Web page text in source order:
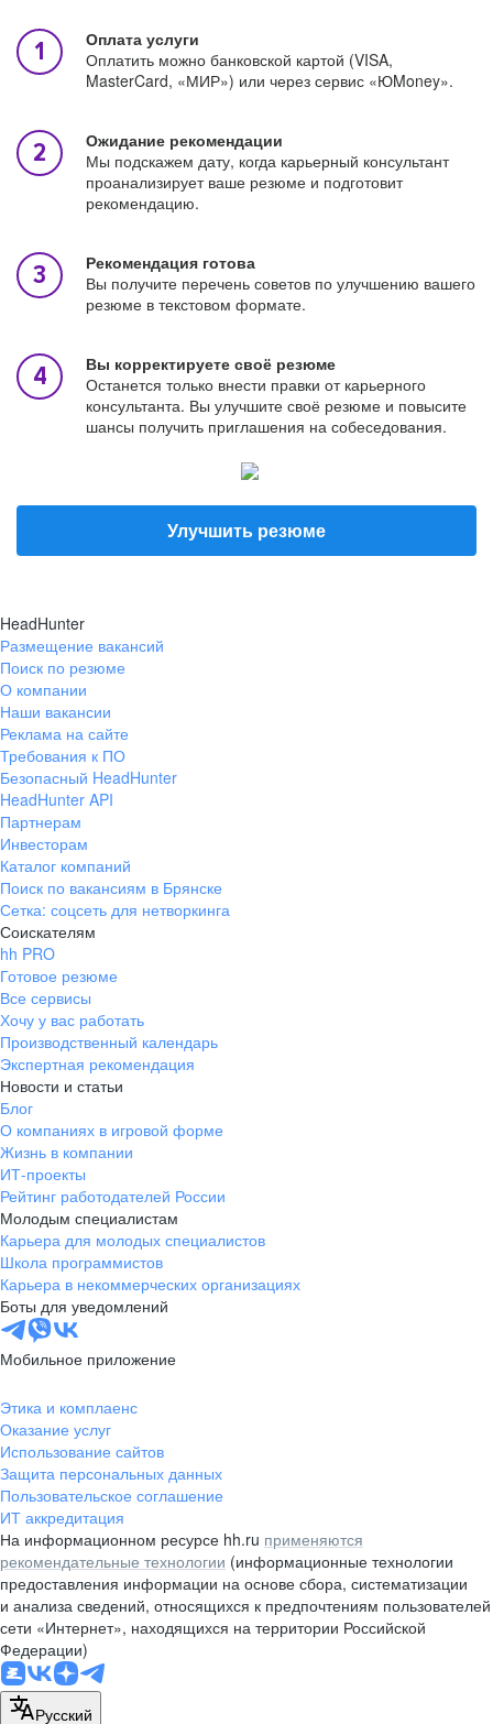
Оплата услуги
Оплатить можно банковской картой (VISA,
MasterCard, «МИР») или через сервис «ЮMoney».
Ожидание рекомендации
Мы подскажем дату, когда карьерный консультант
проанализирует ваше резюме и подготовит
рекомендацию.
Рекомендация готова
Вы получите перечень советов по улучшению вашего
резюме в текстовом формате.
Вы корректируете своё резюме
Останется только внести правки от карьерного
консультанта. Вы улучшите своё резюме и повысите
шансы получить приглашения на собеседования.
Улучшить резюме
HeadHunter
Размещение вакансий
Поиск по резюме
О компании
Наши вакансии
Реклама на сайте
Требования к ПО
Безопасный HeadHunter
HeadHunter API
Партнерам
Инвесторам
Каталог компаний
Поиск по вакансиям в Брянске
Сетка: соцсеть для нетворкинга
Соискателям
hh PRO
Готовое резюме
Все сервисы
Хочу у вас работать
Производственный календарь
Экспертная рекомендация
Новости и статьи
Блог
О компаниях в игровой форме
Жизнь в компании
ИТ-проекты
Рейтинг работодателей России
Молодым специалистам
Карьера для молодых специалистов
Школа программистов
Карьера в некоммерческих организациях
Боты для уведомлений
Мобильное приложение
Этика и комплаенс
Оказание услуг
Использование сайтов
Защита персональных данных
Пользовательское соглашение
ИТ аккредитация
На информационном ресурсе hh.ru применяются
рекомендательные технологии (информационные технологии
предоставления информации на основе сбора, систематизации
и анализа сведений, относящихся к предпочтениям пользователей
сети «Интернет», находящихся на территории Российской
Федерации)
Русский